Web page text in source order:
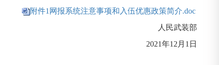
附件1网报系统注意事项和入伍优惠政策简介.doc
人民武装部
2021年12月1日